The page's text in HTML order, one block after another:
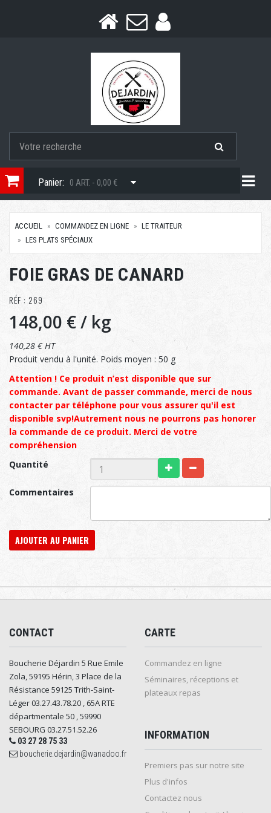
Panier: 0 ART. - 0,00 €
ACCUEIL COMMANDEZ EN LIGNE
LE TRAITEUR
LES PLATS SPÉCIAUX
FOIE GRAS DE CANARD
RÉF : 269
148,00 €/ kg
140,28 € HT
Produit vendu à l'unité. Poids moyen : 50 g
Attention ! Ce produit n’est disponible que sur
commande. Avant de passer commande, merci de nous
contacter par téléphone pour vous assurer qu'il est
disponible svp!Autrement nous ne pourrons pas honorer
la commande de ce produit. Merci de votre
compréhension
Quantité
Commentaires
AJOUTER AU PANIER
CONTACT
Boucherie Déjardin 5 Rue Emile
Zola, 59195 Hérin, 3 Place de la
Résistance 59125 Trith-Saint-
Léger 03.27.43.78.20 , 65A RTE
départmentale 50 , 59990
SEBOURG 03.27.51.52.26
03 27 28 75 33
boucherie.dejardin@wanadoo.fr
CARTE
Commandez en ligne
Séminaires, réceptions et
plateaux repas
INFORMATION
Premiers pas sur notre site
Plus d'infos
Contactez nous